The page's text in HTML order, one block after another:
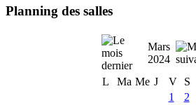
Planning des salles
Mars
2024
L
Ma Me J V S
1
2